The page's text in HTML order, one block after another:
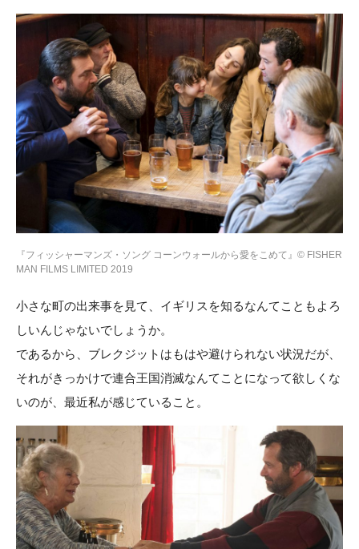
『フィッシャーマンズ・ソング コーンウォールから愛をこめて』© FISHER
MAN FILMS LIMITED 2019
小さな町の出来事を見て、イギリスを知るなんてこともよろ
しいんじゃないでしょうか。
であるから、ブレクジットはもはや避けられない状況だが、
それがきっかけで連合王国消滅なんてことになって欲しくな
いのが、最近私が感じていること。